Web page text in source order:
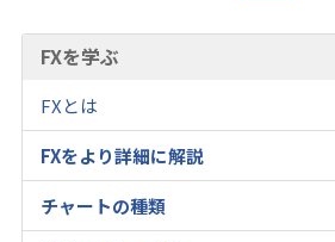
FXを学ぶ
FXとは
FXをより詳細に解説
チャートの種類